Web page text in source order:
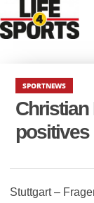
SPORTNEWS
Christian
positives
Stuttgart –